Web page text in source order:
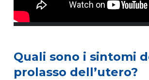
Quali sono i sintomi
prolasso dell’utero?